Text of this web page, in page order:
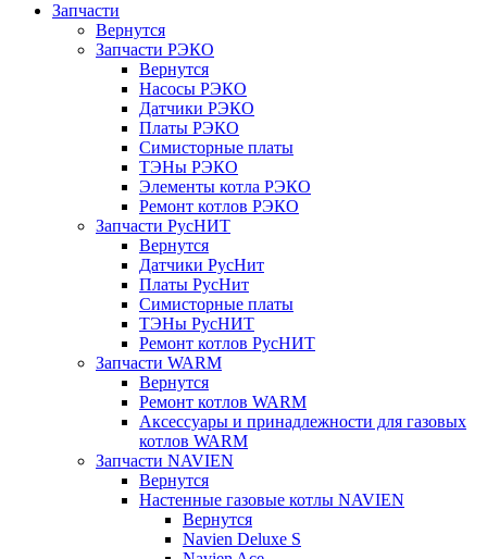
Запчасти
Вернутся
Запчасти РЭКО
Вернутся
Насосы РЭКО
Датчики РЭКО
Платы РЭКО
Симисторные платы
ТЭНы РЭКО
Элементы котла РЭКО
Ремонт котлов РЭКО
Запчасти РусНИТ
Вернутся
Датчики РусНит
Платы РусНит
Симисторные платы
ТЭНы РусНИТ
Ремонт котлов РусНИТ
Запчасти WARM
Вернутся
Ремонт котлов WARM
Аксессуары и принадлежности для газовых
котлов WARM
Запчасти NAVIEN
Вернутся
Настенные газовые котлы NAVIEN
Вернутся
Navien Deluxe S